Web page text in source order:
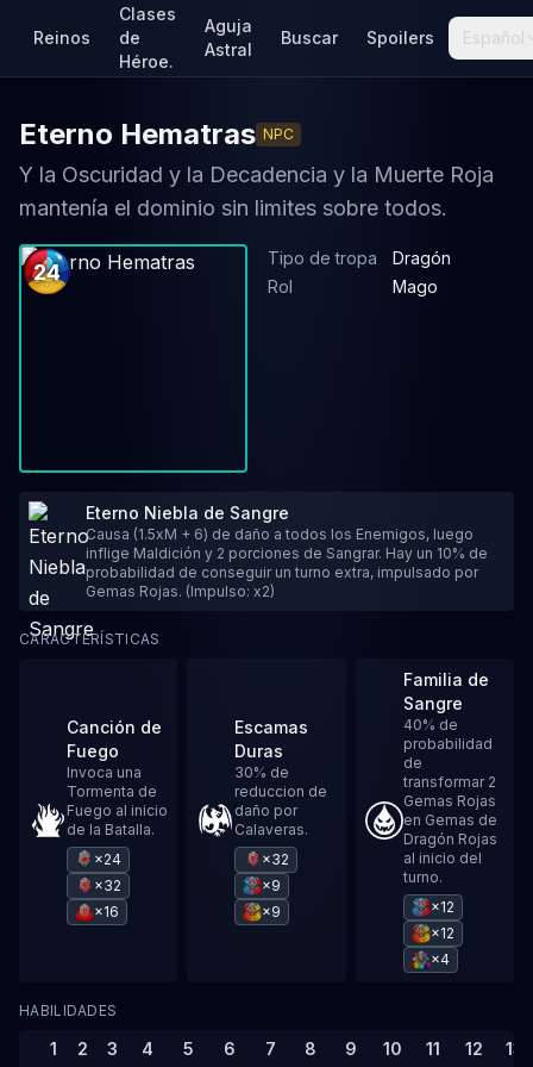
Reinos
Clases
de
Héroe.
Aguja
Astral
Buscar Spoilers Español
Eterno Hematras NPC
Y la Oscuridad y la Decadencia y la Muerte Roja
mantenía el dominio sin limites sobre todos.
24
Tipo de tropa
Dragón
Rol
Mago
Eterno Niebla de Sangre
Causa (1.5xM + 6) de daño a todos los Enemigos, luego
inflige Maldición y 2 porciones de Sangrar. Hay un 10% de
probabilidad de conseguir un turno extra, impulsado por
Gemas Rojas. (Impulso: x2)
CARACTERÍSTICAS
Canción de
Fuego
Invoca una
Tormenta de
Fuego al inicio
de la Batalla.
×24
×32
×16
Escamas
Duras
30% de
reduccion de
daño por
Calaveras.
×32
×9
×9
Familia de
Sangre
40% de
probabilidad
de
transformar 2
Gemas Rojas
en Gemas de
Dragón Rojas
al inicio del
turno.
×12
×12
×4
HABILIDADES
1 2 3 4 5 6 7 8 9 10 11 12 13